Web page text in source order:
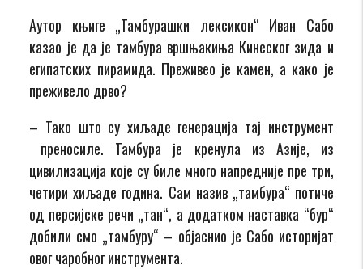
Аутор књиге „Тамбурашки лексикон“ Иван Сабо
казао је да је тамбура вршњакиња Кинеског зида и
египатских пирамида. Преживео је камен, а како је
преживело дрво?
– Тако што су хиљаде генерација тај инструмент
преносиле. Тамбура је кренула из Азије, из
цивилизација које су биле много напредније пре три,
четири хиљаде година. Сам назив „тамбура“ потиче
од персијске речи „тан“, а додатком наставка “бур“
добили смо „тамбуру“ – објаснио је Сабо историјат
овог чаробног инструмента.